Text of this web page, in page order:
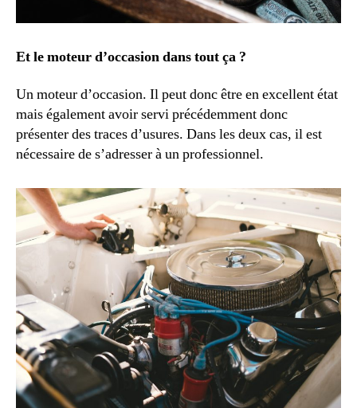
Et le moteur d’occasion dans tout ça ?
Un moteur d’occasion. Il peut donc être en excellent état
mais également avoir servi précédemment donc
présenter des traces d’usures. Dans les deux cas, il est
nécessaire de s’adresser à un professionnel.